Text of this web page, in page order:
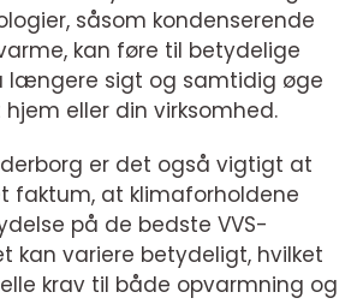
såsom kondenserende
kan føre til betydelige
længere sigt og samtidig øge
eller din virksomhed.
er det også vigtigt at
faktum, at klimaforholdene
på de bedste VVS-
kan variere betydeligt, hvilket
krav til både opvarmning og